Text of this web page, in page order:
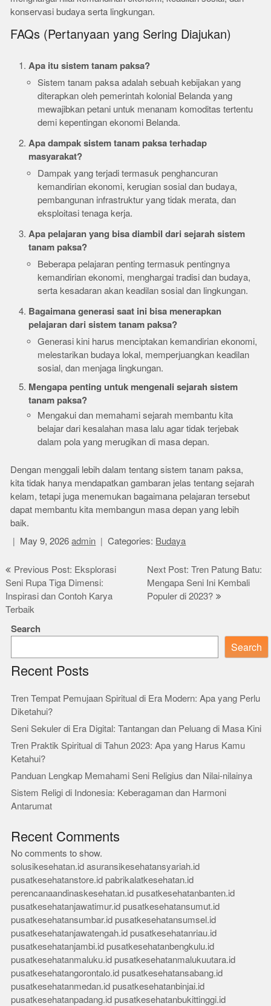
konservasi budaya serta lingkungan.
FAQs (Pertanyaan yang Sering Diajukan)
Apa itu sistem tanam paksa?
Sistem tanam paksa adalah sebuah kebijakan yang
diterapkan oleh pemerintah kolonial Belanda yang
mewajibkan petani untuk menanam komoditas tertentu
demi kepentingan ekonomi Belanda.
Apa dampak sistem tanam paksa terhadap
masyarakat?
Dampak yang terjadi termasuk penghancuran
kemandirian ekonomi, kerugian sosial dan budaya,
pembangunan infrastruktur yang tidak merata, dan
eksploitasi tenaga kerja.
Apa pelajaran yang bisa diambil dari sejarah sistem
tanam paksa?
Beberapa pelajaran penting termasuk pentingnya
kemandirian ekonomi, menghargai tradisi dan budaya,
serta kesadaran akan keadilan sosial dan lingkungan.
Bagaimana generasi saat ini bisa menerapkan
pelajaran dari sistem tanam paksa?
Generasi kini harus menciptakan kemandirian ekonomi,
melestarikan budaya lokal, memperjuangkan keadilan
sosial, dan menjaga lingkungan.
Mengapa penting untuk mengenali sejarah sistem
tanam paksa?
Mengakui dan memahami sejarah membantu kita
belajar dari kesalahan masa lalu agar tidak terjebak
dalam pola yang merugikan di masa depan.
Dengan menggali lebih dalam tentang sistem tanam paksa,
kita tidak hanya mendapatkan gambaran jelas tentang sejarah
kelam, tetapi juga menemukan bagaimana pelajaran tersebut
dapat membantu kita membangun masa depan yang lebih
baik.
May 9, 2026 admin Categories: Budaya
Post
navigation
Previous Post: Eksplorasi
Seni Rupa Tiga Dimensi:
Inspirasi dan Contoh Karya
Terbaik
Next Post: Tren Patung Batu:
Mengapa Seni Ini Kembali
Populer di 2023?
Search
Search
Recent Posts
Tren Tempat Pemujaan Spiritual di Era Modern: Apa yang Perlu
Diketahui?
Seni Sekuler di Era Digital: Tantangan dan Peluang di Masa Kini
Tren Praktik Spiritual di Tahun 2023: Apa yang Harus Kamu
Ketahui?
Panduan Lengkap Memahami Seni Religius dan Nilai-nilainya
Sistem Religi di Indonesia: Keberagaman dan Harmoni
Antarumat
Recent Comments
No comments to show.
solusikesehatan.id asuransikesehatansyariah.id
pusatkesehatanstore.id pabrikalatkesehatan.id
perencanaandinaskesehatan.id pusatkesehatanbanten.id
pusatkesehatanjawatimur.id pusatkesehatansumut.id
pusatkesehatansumbar.id pusatkesehatansumsel.id
pusatkesehatanjawatengah.id pusatkesehatanriau.id
pusatkesehatanjambi.id pusatkesehatanbengkulu.id
pusatkesehatanmaluku.id pusatkesehatanmalukuutara.id
pusatkesehatangorontalo.id pusatkesehatansabang.id
pusatkesehatanmedan.id pusatkesehatanbinjai.id
pusatkesehatanpadang.id pusatkesehatanbukittinggi.id